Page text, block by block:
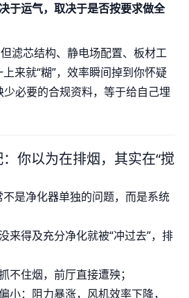
于运气，取决于是否按要求做全
滤芯结构、静电场配置、板材工
来就“糊”，效率瞬间掉到你怀疑
必要的合规资料，等于给自己埋
你以为在排烟，其实在“搅
是净化器单独的问题，而是系统
来得及充分净化就被“冲过去”，排
不住烟，前厅直接遭殃；
小：阻力暴涨，风机效率下降，